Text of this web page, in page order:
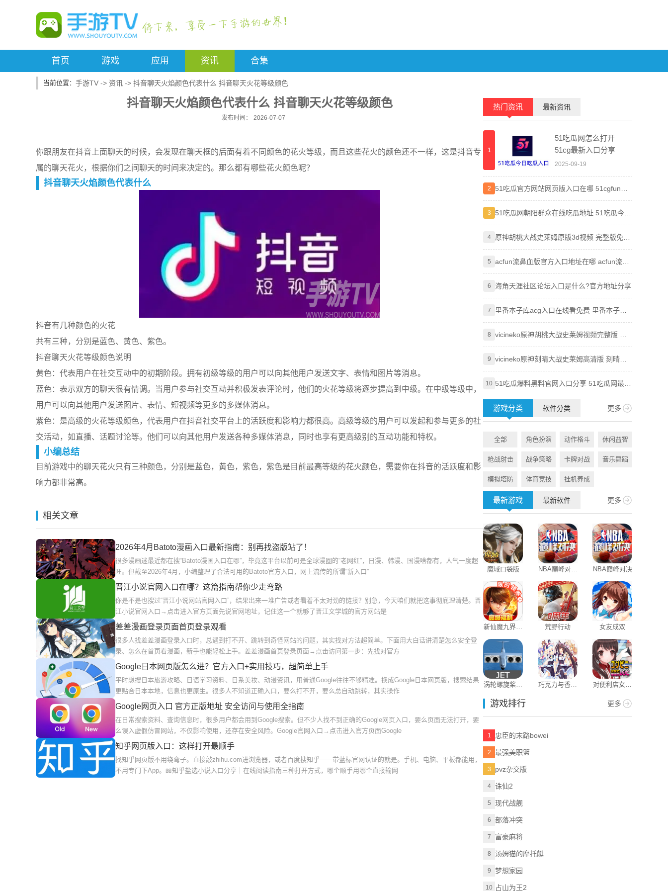
首页 游戏 应用 资讯 合集
手游TV -> 资讯 -> 抖音聊天火焰颜色代表什么 抖音聊天火花等级颜色
抖音聊天火焰颜色代表什么 抖音聊天火花等级颜色
发布时间： 2026-07-07
你跟朋友在抖音上面聊天的时候，会发现在聊天框的后面有着不同颜色的花火等级，而且这些花火的颜色还不一样，这是抖音专
属的聊天花火，根据你们之间聊天的时间来决定的。那么都有哪些花火颜色呢？
抖音聊天火焰颜色代表什么
抖音有几种颜色的火花
共有三种，分别是蓝色、黄色、紫色。
抖音聊天火花等级颜色说明
黄色：代表用户在社交互动中的初期阶段。拥有初级等级的用户可以向其他用户发送文字、表情和图片等消息。
蓝色：表示双方的聊天很有情调。当用户参与社交互动并积极发表评论时，他们的火花等级将逐步提高到中级。在中级等级中，
用户可以向其他用户发送图片、表情、短视频等更多的多媒体消息。
紫色：是高级的火花等级颜色，代表用户在抖音社交平台上的活跃度和影响力都很高。高级等级的用户可以发起和参与更多的社
交活动，如直播、话题讨论等。他们可以向其他用户发送各种多媒体消息，同时也享有更高级别的互动功能和特权。
小编总结
目前游戏中的聊天花火只有三种颜色，分别是蓝色，黄色，紫色，紫色是目前最高等级的花火颜色，需要你在抖音的活跃度和影
响力都非常高。
相关文章
2026年4月Batoto漫画入口最新指南：别再找盗版站了！
很多漫画迷最近都在搜“Batoto漫画入口在哪”，毕竟这平台以前可是全球漫圈的“老网红”，日漫、韩漫、国漫啥都有，人气一度超
旺。但截至2026年4月，小编整理了合法可用的Batoto官方入口，网上流传的所谓“新入口”
晋江小说官网入口在哪？这篇指南帮你少走弯路
你是不是也搜过“晋江小说网站官网入口”，结果出来一堆广告或者看着不太对劲的链接？别急，今天咱们就把这事彻底理清楚。晋
江小说官网入口→点击进入官方页面先说官网地址，记住这一个就够了晋江文学城的官方网站是
差差漫画登录页面首页登录观看
很多人找差差漫画登录入口时，总遇到打不开、跳转到奇怪网站的问题，其实找对方法超简单。下面用大白话讲清楚怎么安全登
录、怎么在首页看漫画，新手也能轻松上手。差差漫画首页登录页面→点击访问第一步：先找对官方
Google日本网页版怎么进？官方入口+实用技巧，超简单上手
平时想搜日本旅游攻略、日语学习资料、日系美妆、动漫资讯，用普通Google往往不够精准。换成Google日本网页版，搜索结果
更贴合日本本地，信息也更原生。很多人不知道正确入口，要么打不开，要么总自动跳转，其实操作
Google网页入口 官方正版地址 安全访问与使用全指南
在日常搜索资料、查询信息时，很多用户都会用到Google搜索。但不少人找不到正确的Google网页入口，要么页面无法打开，要
么误入虚假仿冒网站，不仅影响使用，还存在安全风险。Google官网入口→点击进入官方页面Google
知乎网页版入口：这样打开最顺手
找知乎网页版不用绕弯子。直接敲zhihu.com进浏览器，或者百度搜知乎——带蓝标官网认证的就是。手机、电脑、平板都能用，
不用专门下App。📖知乎盐选小说入口分享｜在线阅读指南三种打开方式，哪个顺手用哪个直接输网
热门资讯 最新资讯
1
51吃瓜网怎么打开
51cg最新入口分享
2025-09-19
2
51吃瓜官方网站网页版入口在哪 51cgfun朝
阳热心群众入口分享
3
51吃瓜网朝阳群众在线吃瓜地址 51吃瓜今日
吃瓜必吃最新2024入口分享
4
原神胡桃大战史莱姆原版3d视频 完整版免费
观看地址分享
5
acfun流鼻血版官方入口地址在哪 acfun流鼻
血版入口地址分享
6 海角天涯社区论坛入口是什么?官方地址分享
7
里番本子库acg入口在线看免费 里番本子库
绅士acg官方地址分享
8
vicineko原神胡桃大战史莱姆视频完整版 原
神大战史莱姆系列未删减
9
vicineko原神刻晴大战史莱姆高清版 刻晴大
战史莱姆完整版视频资源分享
10 51吃瓜爆料黑料官网入口分享 51吃瓜网最新
游戏分类 软件分类 更多
全部 角色扮演 动作格斗 休闲益智
枪战射击 战争策略 卡牌对战 音乐舞蹈
模拟塔防 体育竞技 挂机养成
最新游戏 最新软件 更多
魔域口袋版
NBA巅峰对决
官方版
NBA巅峰对决
新仙魔九界互
通版
荒野行动 女友成双
涡轮螺旋桨客
巧克力与香子
对便利店女孩
游戏排行 更多
1 忠臣的末路bowei
2 最强美职篮
3 pvz杂交版
4 诛仙2
5 现代战舰
6 部落冲突
7 富豪麻将
8 汤姆猫的摩托艇
9 梦想家园
10 占山为王2